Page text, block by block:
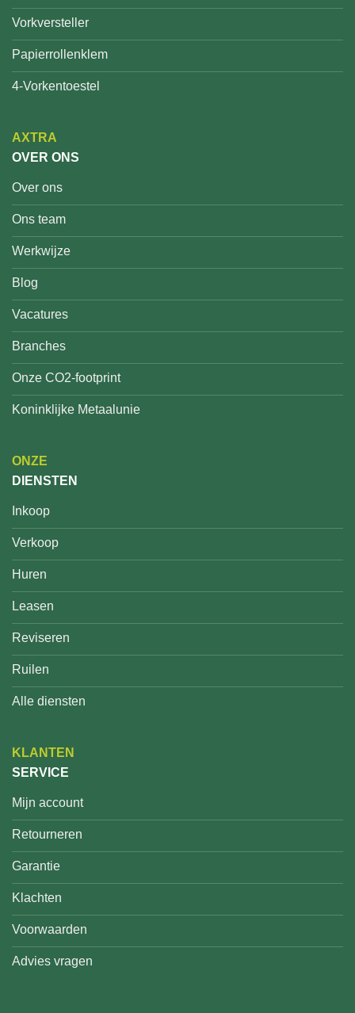
Vorkversteller
Papierrollenklem
4-Vorkentoestel
AXTRA
OVER ONS
Over ons
Ons team
Werkwijze
Blog
Vacatures
Branches
Onze CO2-footprint
Koninklijke Metaalunie
ONZE
DIENSTEN
Inkoop
Verkoop
Huren
Leasen
Reviseren
Ruilen
Alle diensten
KLANTEN
SERVICE
Mijn account
Retourneren
Garantie
Klachten
Voorwaarden
Advies vragen